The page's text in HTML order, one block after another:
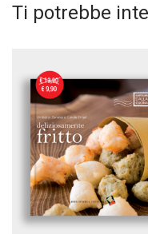
Ti potrebbe